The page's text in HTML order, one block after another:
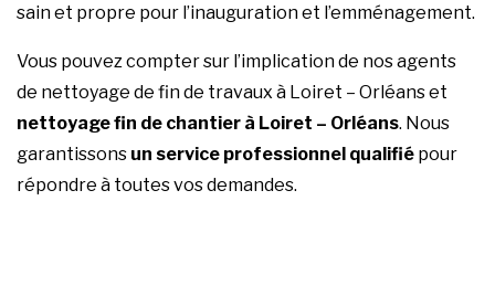
sain et propre pour l’inauguration et l’emménagement.
Vous pouvez compter sur l’implication de nos agents
de nettoyage de fin de travaux à Loiret – Orléans et
nettoyage fin de chantier à Loiret – Orléans. Nous
garantissons un service professionnel qualifié pour
répondre à toutes vos demandes.